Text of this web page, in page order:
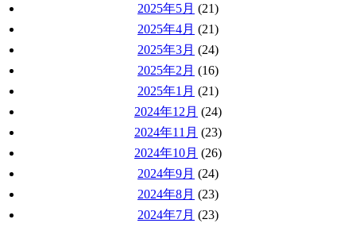
2025年5月 (21)
2025年4月 (21)
2025年3月 (24)
2025年2月 (16)
2025年1月 (21)
2024年12月 (24)
2024年11月 (23)
2024年10月 (26)
2024年9月 (24)
2024年8月 (23)
2024年7月 (23)